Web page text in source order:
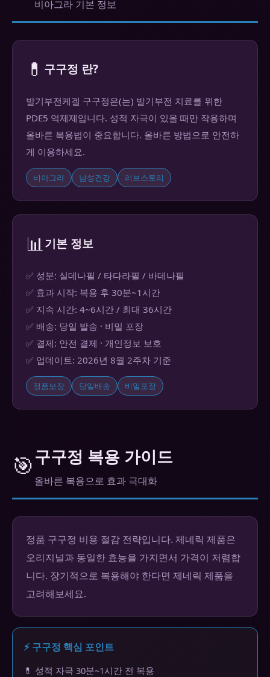
비아그라 기본 정보
💊 구구정 란?
발기부전케겔 구구정은(는) 발기부전 치료를 위한
PDE5 억제제입니다. 성적 자극이 있을 때만 작용하며
올바른 복용법이 중요합니다. 올바른 방법으로 안전하
게 이용하세요.
비아그라 남성건강 러브스토리
📊기본 정보
✅ 성분: 실데나필 / 타다라필 / 바데나필
✅ 효과 시작: 복용 후 30분~1시간
✅ 지속 시간: 4~6시간 / 최대 36시간
✅ 배송: 당일 발송 · 비밀 포장
✅ 결제: 안전 결제 · 개인정보 보호
✅ 업데이트: 2026년 8월 2주차 기준
정품보장 당일배송 비밀포장
🎯구구정 복용 가이드
올바른 복용으로 효과 극대화
정품 구구정 비용 절감 전략입니다. 제네릭 제품은
오리지널과 동일한 효능을 가지면서 가격이 저렴합
니다. 장기적으로 복용해야 한다면 제네릭 제품을
고려해보세요.
⚡ 구구정 핵심 포인트
💊 성적 자극 30분~1시간 전 복용